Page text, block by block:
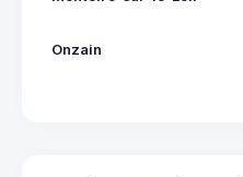
Onzain